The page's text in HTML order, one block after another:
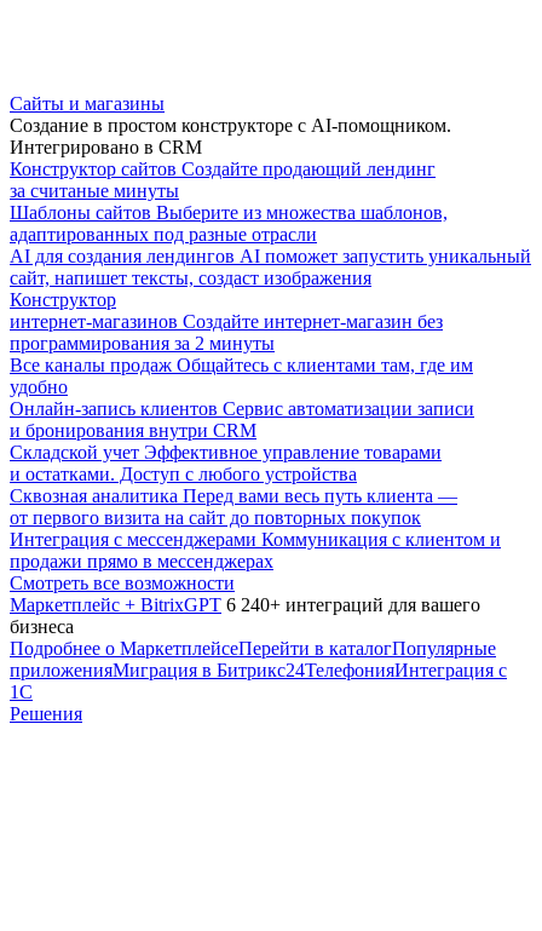
Сайты и магазины
Создание в простом конструкторе с AI-помощником.
Интегрировано в CRM
Конструктор сайтов Создайте продающий лендинг
за считаные минуты
Шаблоны сайтов Выберите из множества шаблонов,
адаптированных под разные отрасли
AI для создания лендингов AI поможет запустить уникальный
сайт, напишет тексты, создаст изображения
Конструктор
интернет-магазинов Создайте интернет-магазин без
программирования за 2 минуты
Все каналы продаж Общайтесь с клиентами там, где им
удобно
Онлайн-запись клиентов Сервис автоматизации записи
и бронирования внутри CRM
Складской учет Эффективное управление товарами
и остатками. Доступ с любого устройства
Сквозная аналитика Перед вами весь путь клиента —
от первого визита на сайт до повторных покупок
Интеграция с мессенджерами Коммуникация с клиентом и
продажи прямо в мессенджерах
Смотреть все возможности
Маркетплейс + BitrixGPT 6 240+ интеграций для вашего
бизнеса
Подробнее о МаркетплейсеПерейти в каталогПопулярные
приложенияМиграция в Битрикс24ТелефонияИнтеграция с
1С
Решения